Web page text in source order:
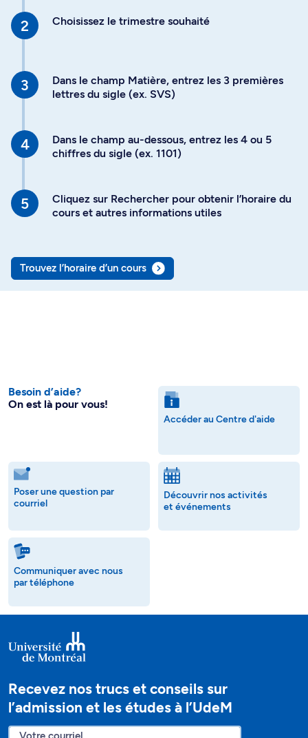
Choisissez le trimestre souhaité
Dans le champ Matière, entrez les 3 premières
lettres du sigle (ex. SVS)
Dans le champ au-dessous, entrez les 4 ou 5
chiffres du sigle (ex. 1101)
Cliquez sur Rechercher pour obtenir l’horaire du
cours et autres informations utiles
Trouvez l’horaire d’un cours
Besoin d’aide?
On est là pour vous!
Accéder au Centre d'aide
Poser une question par
courriel
Découvrir nos activités
et événements
Communiquer avec nous
par téléphone
Recevez nos trucs et conseils sur
l’admission et les études à l’UdeM